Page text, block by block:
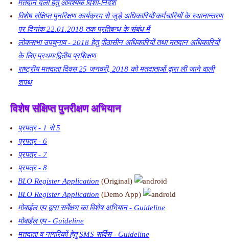
मतदान दलों हेतु आवश्यक दिशा-निर्देश
विशेष संक्षिप्त पुनरिक्षण कार्यक्रम से जुड़े अधिकारियों/कर्मचारियों के स्थानान्तरण
पर दिनांक 22.01.2018 तक प्रतिबन्ध के संबंध में
लोकसभा उपचुनाव - 2018 हेतु पीठासीन अधिकारियों तथा मतदान अधिकारियों
के लिए प्रथम/द्वितीय प्रशिक्षण
राष्ट्रीय मतदाता दिवस 25 जनवरी, 2018 को मतदाताओं द्वारा ली जाने वाली
शपथ
विशेष संक्षिप्त पुनरीक्षण अभियान
प्रपत्र - 1 से 5
प्रपत्र - 6
प्रपत्र - 7
प्रपत्र - 8
BLO Register Application (Original)
BLO Register Application (Demo App)
मोबाईल एप द्वारा सर्वेक्षण का विशेष अभियान - Guideline
मोबाईल एप - Guideline
मतदाता व नागरिकों हेतु SMS सर्विस - Guideline